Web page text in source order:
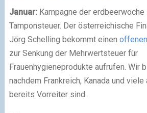
Januar:Kampagne der erdbeerwoche
Tamponsteuer. Der österreichische
Jörg Schelling bekommt einen
zur Senkung der Mehrwertsteuer für
Frauenhygieneprodukte aufrufen. Wir
nachdem Frankreich, Kanada und
bereits Vorreiter sind.